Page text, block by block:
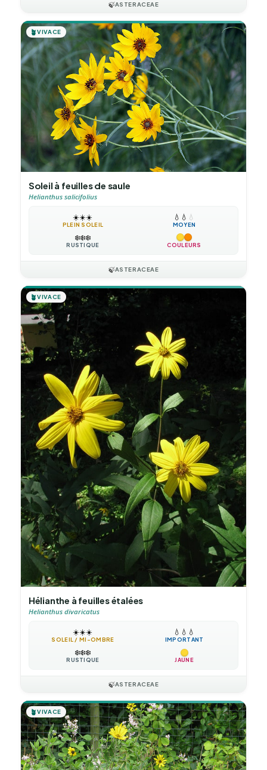
🍃ASTERACEAE
🪴VIVACE
Soleil à feuilles de saule
Helianthus salicifolius
☀️☀️☀️
PLEIN SOLEIL
💧 💧 💧
MOYEN
❄️❄️❄️
RUSTIQUE COULEURS
🍃ASTERACEAE
🪴VIVACE
Hélianthe à feuilles étalées
Helianthus divaricatus
☀️☀️☀️
SOLEIL / MI-OMBRE
💧 💧 💧
IMPORTANT
❄️❄️❄️
RUSTIQUE JAUNE
🍃ASTERACEAE
🪴VIVACE